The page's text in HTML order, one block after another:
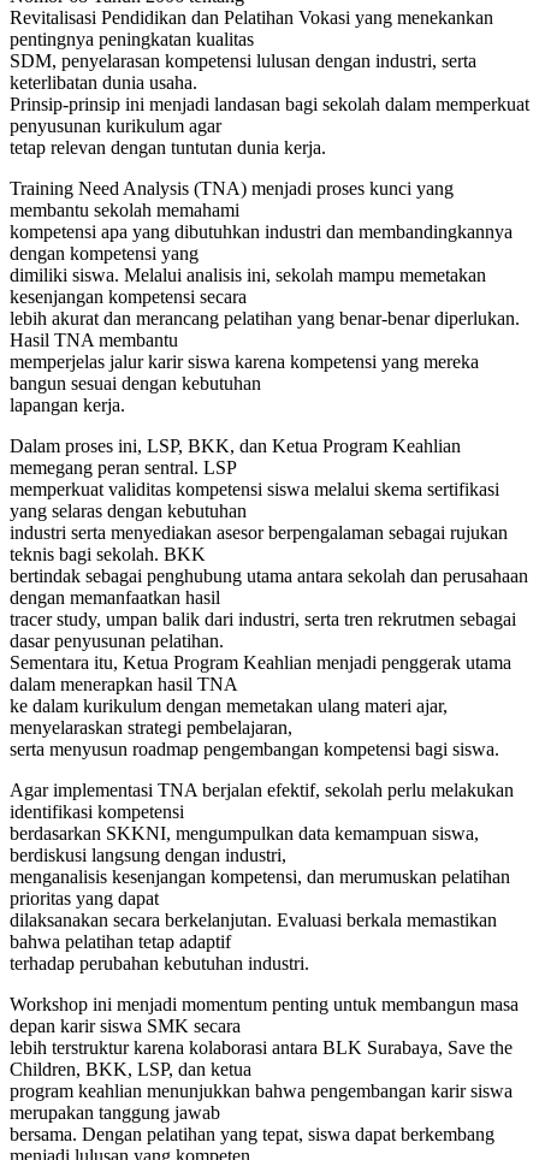
Revitalisasi Pendidikan dan Pelatihan Vokasi yang menekankan
pentingnya peningkatan kualitas
SDM, penyelarasan kompetensi lulusan dengan industri, serta
keterlibatan dunia usaha.
Prinsip-prinsip ini menjadi landasan bagi sekolah dalam memperkuat
penyusunan kurikulum agar
tetap relevan dengan tuntutan dunia kerja.
Training Need Analysis (TNA) menjadi proses kunci yang
membantu sekolah memahami
kompetensi apa yang dibutuhkan industri dan membandingkannya
dengan kompetensi yang
dimiliki siswa. Melalui analisis ini, sekolah mampu memetakan
kesenjangan kompetensi secara
lebih akurat dan merancang pelatihan yang benar-benar diperlukan.
Hasil TNA membantu
memperjelas jalur karir siswa karena kompetensi yang mereka
bangun sesuai dengan kebutuhan
lapangan kerja.
Dalam proses ini, LSP, BKK, dan Ketua Program Keahlian
memegang peran sentral. LSP
memperkuat validitas kompetensi siswa melalui skema sertifikasi
yang selaras dengan kebutuhan
industri serta menyediakan asesor berpengalaman sebagai rujukan
teknis bagi sekolah. BKK
bertindak sebagai penghubung utama antara sekolah dan perusahaan
dengan memanfaatkan hasil
tracer study, umpan balik dari industri, serta tren rekrutmen sebagai
dasar penyusunan pelatihan.
Sementara itu, Ketua Program Keahlian menjadi penggerak utama
dalam menerapkan hasil TNA
ke dalam kurikulum dengan memetakan ulang materi ajar,
menyelaraskan strategi pembelajaran,
serta menyusun roadmap pengembangan kompetensi bagi siswa.
Agar implementasi TNA berjalan efektif, sekolah perlu melakukan
identifikasi kompetensi
berdasarkan SKKNI, mengumpulkan data kemampuan siswa,
berdiskusi langsung dengan industri,
menganalisis kesenjangan kompetensi, dan merumuskan pelatihan
prioritas yang dapat
dilaksanakan secara berkelanjutan. Evaluasi berkala memastikan
bahwa pelatihan tetap adaptif
terhadap perubahan kebutuhan industri.
Workshop ini menjadi momentum penting untuk membangun masa
depan karir siswa SMK secara
lebih terstruktur karena kolaborasi antara BLK Surabaya, Save the
Children, BKK, LSP, dan ketua
program keahlian menunjukkan bahwa pengembangan karir siswa
merupakan tanggung jawab
bersama. Dengan pelatihan yang tepat, siswa dapat berkembang